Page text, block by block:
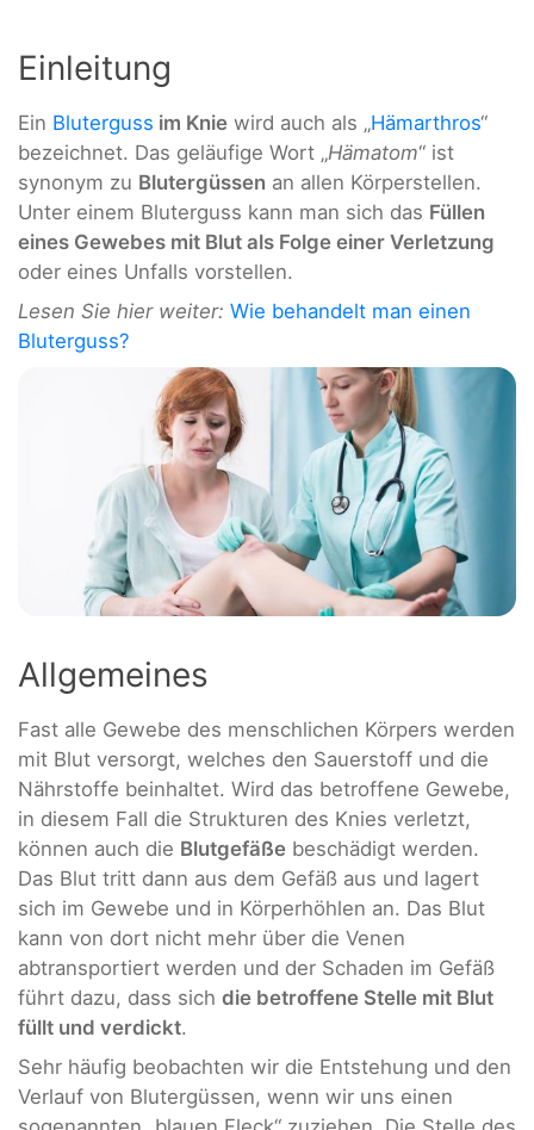
Einleitung
Ein Bluterguss im Knie wird auch als „Hämarthros“
bezeichnet. Das geläufige Wort „Hämatom“ ist
synonym zu Blutergüssen an allen Körperstellen.
Unter einem Bluterguss kann man sich das Füllen
eines Gewebes mit Blut als Folge einer Verletzung
oder eines Unfalls vorstellen.
Lesen Sie hier weiter: Wie behandelt man einen
Bluterguss?
Allgemeines
Fast alle Gewebe des menschlichen Körpers werden
mit Blut versorgt, welches den Sauerstoff und die
Nährstoffe beinhaltet. Wird das betroffene Gewebe,
in diesem Fall die Strukturen des Knies verletzt,
können auch die Blutgefäße beschädigt werden.
Das Blut tritt dann aus dem Gefäß aus und lagert
sich im Gewebe und in Körperhöhlen an. Das Blut
kann von dort nicht mehr über die Venen
abtransportiert werden und der Schaden im Gefäß
führt dazu, dass sich die betroffene Stelle mit Blut
füllt und verdickt.
Sehr häufig beobachten wir die Entstehung und den
Verlauf von Blutergüssen, wenn wir uns einen